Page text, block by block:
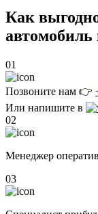
Как
автомобиль
01
Позвоните нам 👉
Или напишите в
02
Менеджер
03